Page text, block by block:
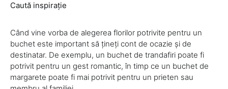
Caută inspirație
Când vine vorba de alegerea florilor potrivite pentru un
buchet este important să țineți cont de ocazie și de
destinatar. De exemplu, un buchet de trandafiri poate fi
potrivit pentru un gest romantic, în timp ce un buchet de
margarete poate fi mai potrivit pentru un prieten sau